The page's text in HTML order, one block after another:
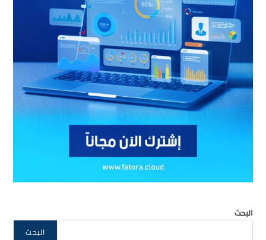
البحث
البحث